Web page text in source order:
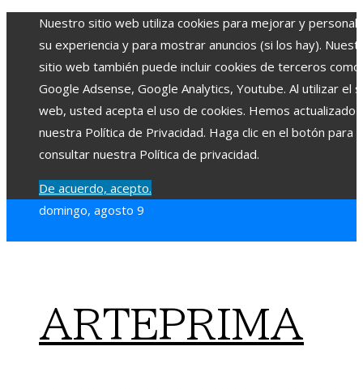
Nuestro sitio web utiliza cookies para mejorar y
su experiencia y para mostrar anuncios (si los hay).
sitio web también puede incluir cookies de terceros como
Google Adsense, Google Analytics, Youtube. Al utilizar el
web, usted acepta el uso de cookies. Hemos actualizado
nuestra Política de Privacidad. Haga clic en el botón para
consultar nuestra Política de privacidad.
De acuerdo, acepto.
domingo, agosto 9
ARTEPRIMA